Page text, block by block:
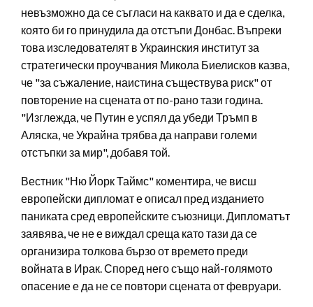
невъзможно да се съгласи на каквато и да е сделка,
която би го принудила да отстъпи Донбас. Въпреки
това изследователят в Украинския институт за
стратегически проучвания Микола Биелисков казва,
че "за съжаление, наистина съществува риск" от
повторение на сцената от по-рано тази година.
"Изглежда, че Путин е успял да убеди Тръмп в
Аляска, че Украйна трябва да направи големи
отстъпки за мир", добавя той.
Вестник "Ню Йорк Таймс" коментира, че висш
европейски дипломат е описал пред изданието
паниката сред европейските съюзници. Дипломатът
заявява, че не е виждал среща като тази да се
организира толкова бързо от времето преди
войната в Ирак. Според него също най-голямото
опасение е да не се повтори сцената от февруари.